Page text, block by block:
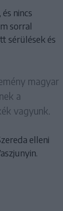
nincs
sorral
sérülések és
magyar
a
vagyunk.
elleni